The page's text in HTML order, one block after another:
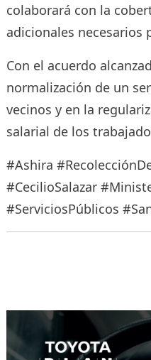
colaborará con la
adicionales necesarios
Con el acuerdo
normalización de un
vecinos y en la
salarial de los
#Ashira
#CecilioSalazar
#ServiciosPúblicos
entradas